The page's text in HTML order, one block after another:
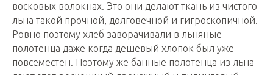
восковых волокнах. Это они делают ткань из чистого
льна такой прочной, долговечной и гигроскопичной.
Ровно поэтому хлеб заворачивали в льняные
полотенца даже когда дешевый хлопок был уже
повсеместен. Поэтому же банные полотенца из льна